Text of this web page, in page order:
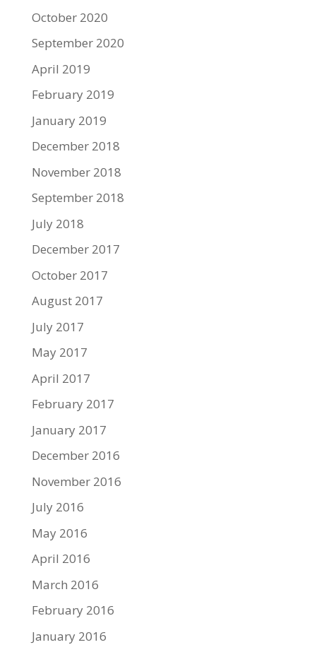
October 2020
September 2020
April 2019
February 2019
January 2019
December 2018
November 2018
September 2018
July 2018
December 2017
October 2017
August 2017
July 2017
May 2017
April 2017
February 2017
January 2017
December 2016
November 2016
July 2016
May 2016
April 2016
March 2016
February 2016
January 2016